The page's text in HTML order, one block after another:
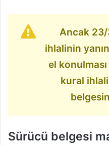
Ancak 23/
ihlalinin
el
kural
Sürücü belgesi